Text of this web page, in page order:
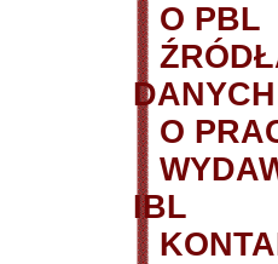
O PBL
DANYCH
O
IBL